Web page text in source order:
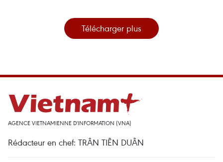
Télécharger plus
AGENCE VIETNAMIENNE D'INFORMATION (VNA)
Rédacteur en chef: TRÂN TIÊN DUÂN